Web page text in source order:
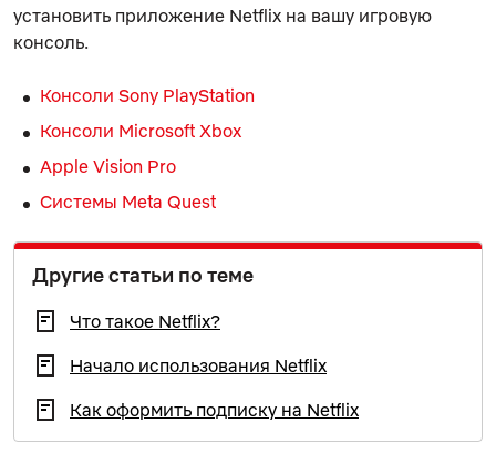
установить приложение Netflix на вашу игровую
консоль.
Консоли Sony PlayStation
Консоли Microsoft Xbox
Apple Vision Pro
Системы Meta Quest
Другие статьи по теме
Что такое Netflix?
Начало использования Netflix
Как оформить подписку на Netflix